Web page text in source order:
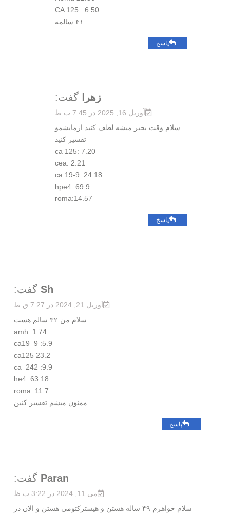
CA 125 : 6.50
۴۱ سالمه
پاسخ
زهرا گفت:
آوریل 16, 2025 در 7:45 ب.ظ
سلام وقت بخیر میشه لطف کنید ازمایشمو
تفسیر کنید
ca 125: 7.20
cea: 2.21
ca 19-9: 24.18
hpe4: 69.9
roma:14.57
پاسخ
Sh گفت:
آوریل 21, 2024 در 7:27 ق.ظ
سلام من ۳۲ سالم هست
amh :1.74
ca19_9 :5.9
ca125 23.2
ca_242 :9.9
he4 :63.18
roma :11.7
ممنون میشم تفسیر کنین
پاسخ
Paran گفت:
می 11, 2024 در 3:22 ب.ظ
سلام خواهرم ۴۹ ساله هستن و هیسترکتومی هستن و الان در